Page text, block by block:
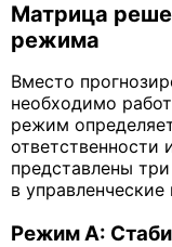
Матрица
режима
Вместо
необходимо
режим
представлены
в
Режим А: